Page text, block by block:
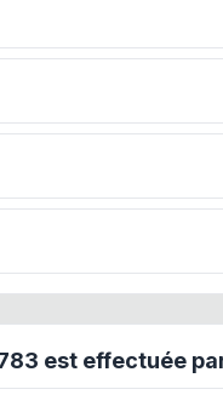
est effectuée